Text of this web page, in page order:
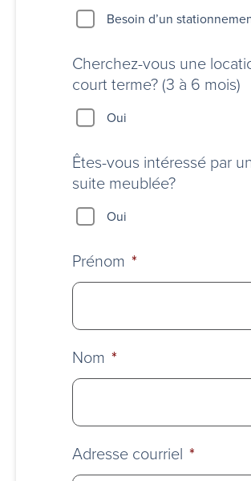
Besoin
stationnement?
Besoin d’un
Cherchez-vous une
court terme? (3 à 6 mois)
Oui
Êtes-vous intéressé par
suite meublée?
Oui
Prénom *
Nom *
Adresse courriel *